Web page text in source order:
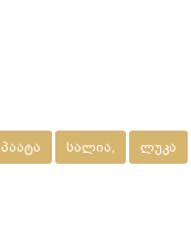
პაატა სალია, ლუკა